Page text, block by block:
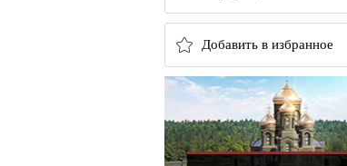
Добавить в избранное